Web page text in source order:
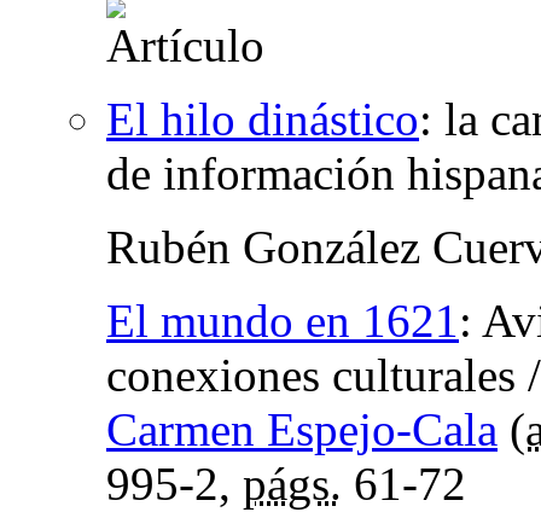
El hilo dinástico: la
de información
Rubén González
El mundo en 1621:
conexiones culturales
Carmen Espejo-Cala (
995-2, págs. 61-72